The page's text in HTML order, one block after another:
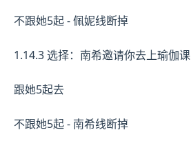
不跟她5起 - 佩妮线断掉
1.14.3 选择：南希邀请你去上瑜伽课
跟她5起去
不跟她5起 - 南希线断掉